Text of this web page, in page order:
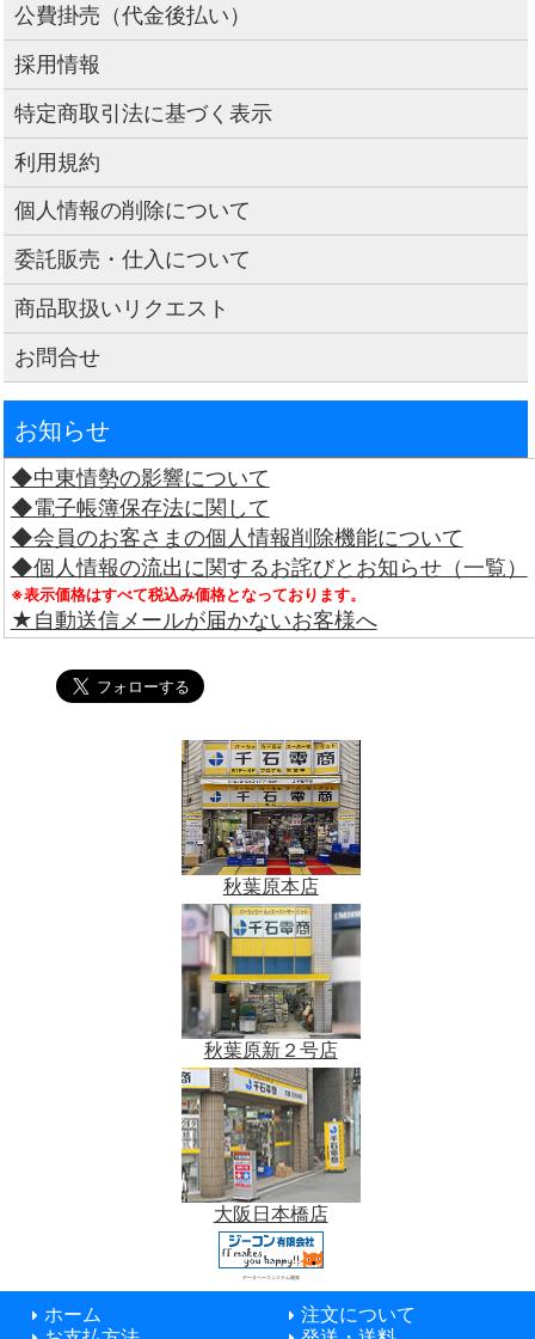
公費掛売（代金後払い）
採用情報
特定商取引法に基づく表示
利用規約
個人情報の削除について
委託販売・仕入について
商品取扱いリクエスト
お問合せ
お知らせ
◆中東情勢の影響について
◆電子帳簿保存法に関して
◆会員のお客さまの個人情報削除機能について
◆個人情報の流出に関するお詫びとお知らせ（一覧）
※表示価格はすべて税込み価格となっております。
★自動送信メールが届かないお客様へ
秋葉原本店
秋葉原新２号店
大阪日本橋店
データベースシステム開発
ホーム
注文について